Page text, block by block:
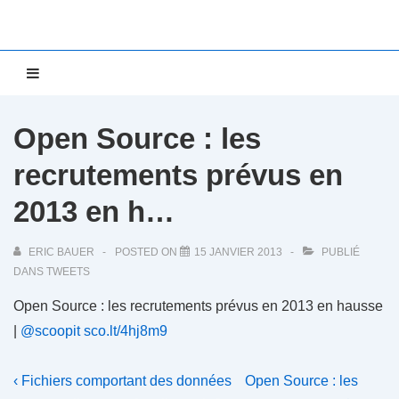
Open Source : les
recrutements prévus en
2013 en h…
ERIC BAUER POSTED ON 15 JANVIER 2013
PUBLIÉ
DANS TWEETS
Open Source : les recrutements prévus en 2013 en hausse
@scoopit sco.lt/4hj8m9
Navigation
Previous
‹ Fichiers comportant des données
Next
Open Source : les